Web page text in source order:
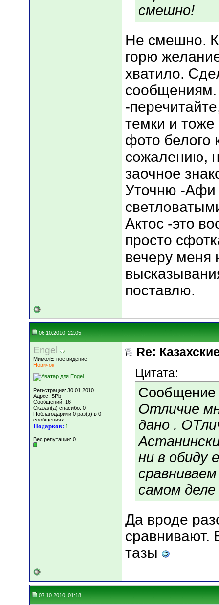
смешно!
Не смешно. К
горю
хватило.
сообщениям.
-
темки и
фото белого
сожалению,
заочное
Уточню -Афи
Актос -это
просто
вечеру меня
поставлю.
06.10.2010, 22:05
Engel
МимолЕтное видение
Новичок
Регистрация: 30.01.2010
Адрес: SPb
Сообщений: 16
Сказал(а) спасибо: 0
Поблагодарили 0 раз(а) в 0
сообщениях
Подарков: 1
Вес репутации: 0
Re:
Цитата:
Сообщение
Отличие
дано .
ни в обиду
самом деле
Да вроде
сравнивают.
тазы
07.10.2010, 01:18